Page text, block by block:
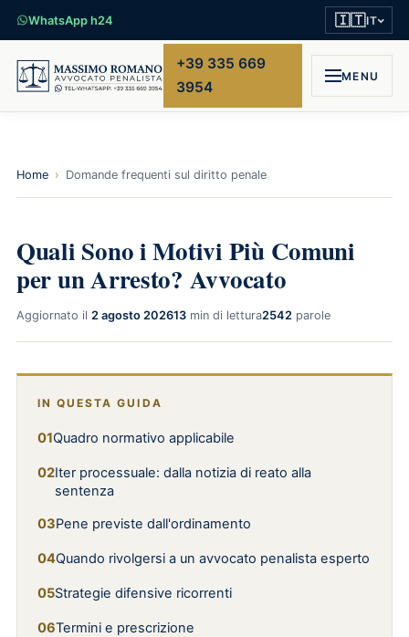
WhatsApp h24 🇮🇹IT
+39 335 669
3954
MENU
Home › Domande frequenti sul diritto penale
Quali Sono i Motivi Più Comuni
per un Arresto? Avvocato
Aggiornato il 2 agosto 202613 min di lettura2542 parole
IN QUESTA GUIDA
Quadro normativo applicabile
Iter processuale: dalla notizia di reato alla
sentenza
Pene previste dall'ordinamento
Quando rivolgersi a un avvocato penalista esperto
Strategie difensive ricorrenti
Termini e prescrizione